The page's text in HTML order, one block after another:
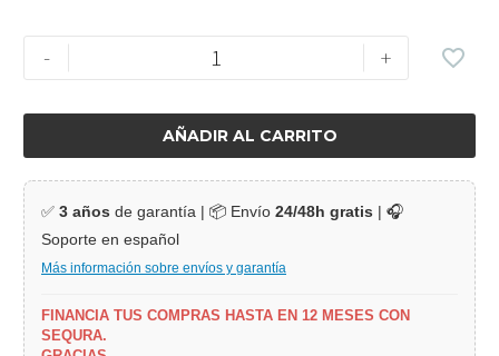
- +
AÑADIR AL CARRITO
✅ 3 años de garantía | 📦 Envío 24/48h gratis | 🎧
Soporte en español
Más información sobre envíos y garantía
FINANCIA TUS COMPRAS HASTA EN 12 MESES CON
SEQURA.